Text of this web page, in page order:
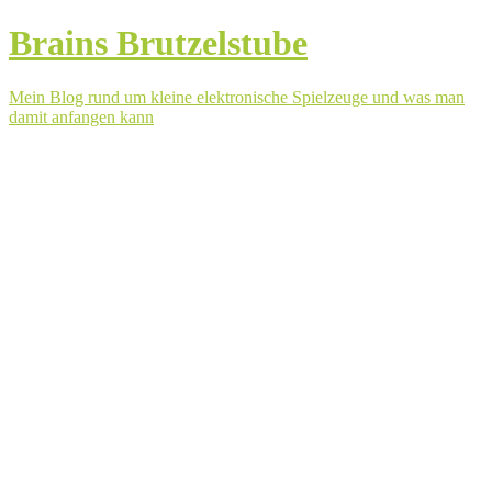
Brains Brutzelstube
Mein Blog rund um kleine elektronische Spielzeuge und was man
damit anfangen kann